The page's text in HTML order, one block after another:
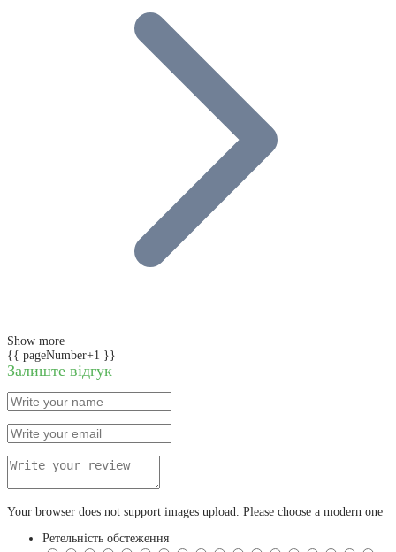
Show more
{{ pageNumber+1 }}
Залиште відгук
Your browser does not support images upload. Please choose a modern one
Ретельність обстеження